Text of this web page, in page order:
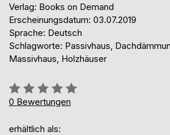
Verlag: Books on Demand
Erscheinungsdatum: 03.07.2019
Sprache: Deutsch
Schlagworte: Passivhaus,
Massivhaus, Holzhäuser
Bewertung::
0%
0 Bewertungen
erhältlich als: